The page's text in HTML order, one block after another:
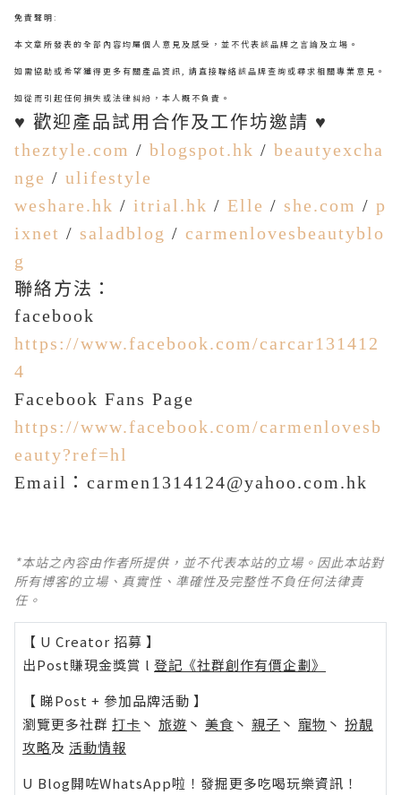
免責聲明:
本文章所發表的全部內容均屬個人意見及感受，並不代表該品牌之言論及立場。
如需協助或希望獲得更多有關產品資訊, 請直接聯絡該品牌查詢或尋求相關專業意見。
如從而引起任何損失或法律糾紛，本人概不負責。
♥ 歡迎產品試用合作及工作坊邀請 ♥
theztyle.com / blogspot.hk / beautyexcha
nge / ulifestyle
weshare.hk / itrial.hk / Elle / she.com / p
ixnet / saladblog / carmenlovesbeautyblo
g
聯絡方法：
facebook
https://www.facebook.com/carcar131412
4
Facebook Fans Page
https://www.facebook.com/carmenlovesb
eauty?ref=hl
Email ： carmen1314124@yahoo.com.hk
*本站之內容由作者所提供，並不代表本站的立場。因此本站對
所有博客的立場、真實性、準確性及完整性不負任何法律責
任。
【 U Creator 招募 】
出Post賺現金獎賞 l 登記《社群創作有價企劃》
【 睇Post + 參加品牌活動 】
瀏覽更多社群 打卡 丶 旅遊 丶 美食 丶 親子 丶 寵物 丶 扮靚
攻略及 活動情報
U Blog開咗WhatsApp啦！發掘更多吃喝玩樂資訊！